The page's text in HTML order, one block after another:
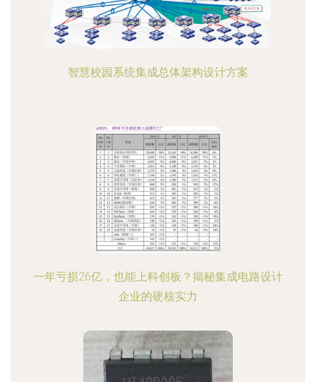
智慧校园系统集成总体架构设计方案
一年亏损26亿，也能上科创板？揭秘集成电路设计
企业的硬核实力